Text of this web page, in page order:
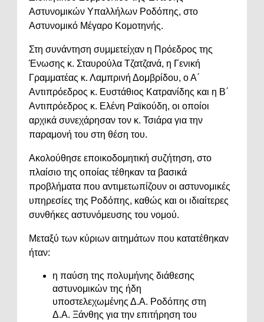
Αστυνομικών Υπαλλήλων Ροδόπης, στο
Αστυνομικό Μέγαρο Κομοτηνής.
Στη συνάντηση συμμετείχαν η Πρόεδρος της
Ένωσης κ. Σταυρούλα Τζατζανά, η Γενική
Γραμματέας κ. Λαμπρινή Δομβρίδου, ο Α΄
Αντιπρόεδρος κ. Ευστάθιος Κατρανίδης και η Β΄
Αντιπρόεδρος κ. Ελένη Ραϊκούδη, οι οποίοι
αρχικά συνεχάρησαν τον κ. Τσιάρα για την
παραμονή του στη θέση του.
Ακολούθησε εποικοδομητική συζήτηση, στο
πλαίσιο της οποίας τέθηκαν τα βασικά
προβλήματα που αντιμετωπίζουν οι αστυνομικές
υπηρεσίες της Ροδόπης, καθώς και οι ιδιαίτερες
συνθήκες αστυνόμευσης του νομού.
Μεταξύ των κύριων αιτημάτων που κατατέθηκαν
ήταν:
η παύση της πολυμήνης διάθεσης
αστυνομικών της ήδη
υποστελεχωμένης Δ.Α. Ροδόπης στη
Δ.Α. Ξάνθης για την επιτήρηση του